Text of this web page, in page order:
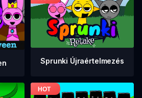
Sprunki Újraértelmezés